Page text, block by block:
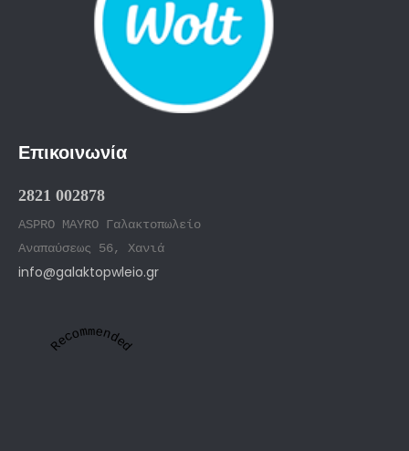
Επικοινωνία
2821 002878
ASPRO MAYRO Γαλακτοπωλείο
Αναπαύσεως 56, Χανιά
info@galaktopwleio.gr
Recommended